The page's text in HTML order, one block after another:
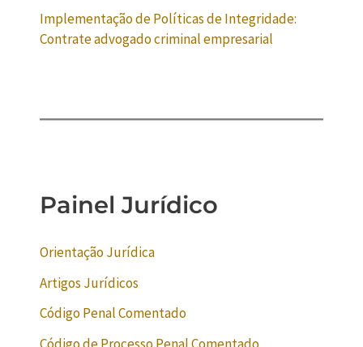
Implementação de Políticas de Integridade:
Contrate advogado criminal empresarial
Painel Jurídico
Orientação Jurídica
Artigos Jurídicos
Código Penal Comentado